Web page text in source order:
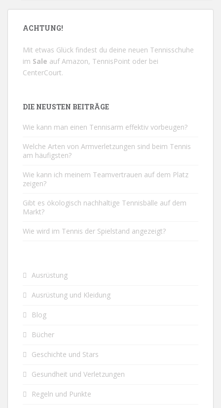
ACHTUNG!
Mit etwas Glück findest du deine neuen Tennisschuhe
im Sale aufAmazon, TennisPoint oder bei
CenterCourt.
DIE NEUSTEN BEITRÄGE
Wie kann man einen Tennisarm effektiv vorbeugen?
Welche Arten von Armverletzungen sind beim Tennis
am häufigsten?
Wie kann ich meinem Teamvertrauen auf dem Platz
zeigen?
Gibt es ökologisch nachhaltige Tennisbälle auf dem
Markt?
Wie wird im Tennis der Spielstand angezeigt?
Ausrüstung
Ausrüstung und Kleidung
Blog
Bücher
Geschichte und Stars
Gesundheit und Verletzungen
Regeln und Punkte